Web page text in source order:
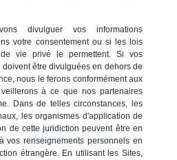
divulguer vos informations
votre consentement ou si les lois
vie privé le permettent. Si vos
être divulguées en dehors de
nous le ferons conformément aux
à ce que nos partenaires
Dans de telles circonstances, les
les organismes d'application de
de cette juridiction peuvent être en
vos renseignements personnels en
étrangère. En utilisant les Sites,